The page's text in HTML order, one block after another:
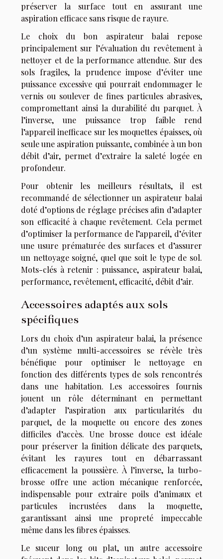
préserver la surface tout en assurant une
aspiration efficace sans risque de rayure.
Le choix du bon aspirateur balai repose
principalement sur l’évaluation du revêtement à
nettoyer et de la performance attendue. Sur des
sols fragiles, la prudence impose d’éviter une
puissance excessive qui pourrait endommager le
vernis ou soulever de fines particules abrasives,
compromettant ainsi la durabilité du parquet. À
l’inverse, une puissance trop faible rend
l’appareil inefficace sur les moquettes épaisses, où
seule une aspiration puissante, combinée à un bon
débit d’air, permet d’extraire la saleté logée en
profondeur.
Pour obtenir les meilleurs résultats, il est
recommandé de sélectionner un aspirateur balai
doté d’options de réglage précises afin d’adapter
son efficacité à chaque revêtement. Cela permet
d’optimiser la performance de l’appareil, d’éviter
une usure prématurée des surfaces et d’assurer
un nettoyage soigné, quel que soit le type de sol.
Mots-clés à retenir : puissance, aspirateur balai,
performance, revêtement, efficacité, débit d’air.
Accessoires adaptés aux sols
spécifiques
Lors du choix d’un aspirateur balai, la présence
d’un système multi-accessoires se révèle très
bénéfique pour optimiser le nettoyage en
fonction des différents types de sols rencontrés
dans une habitation. Les accessoires fournis
jouent un rôle déterminant en permettant
d’adapter l’aspiration aux particularités du
parquet, de la moquette ou encore des zones
difficiles d’accès. Une brosse douce est idéale
pour préserver la finition délicate des parquets,
évitant les rayures tout en débarrassant
efficacement la poussière. À l’inverse, la turbo-
brosse offre une action mécanique renforcée,
indispensable pour extraire poils d’animaux et
particules incrustées dans la moquette,
garantissant ainsi une propreté impeccable
même dans les fibres épaisses.
Le suceur long ou plat, un autre accessoire